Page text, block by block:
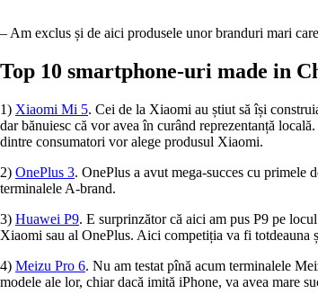
– Am exclus și de aici produsele unor branduri mari
Top 10 smartphone-uri made in
1) Xiaomi Mi 5. Cei de la Xiaomi au știut să își
dar bănuiesc că vor avea în curând reprezentanță
dintre consumatori vor alege produsul Xiaomi.
2) OnePlus 3. OnePlus a avut mega-succes cu primele
terminalele A-brand.
3) Huawei P9. E surprinzător că aici am pus P9 pe
Xiaomi sau al OnePlus. Aici competiția va fi totdeauna
4) Meizu Pro 6. Nu am testat pînă acum terminalele
modele ale lor, chiar dacă imită iPhone, va avea mare